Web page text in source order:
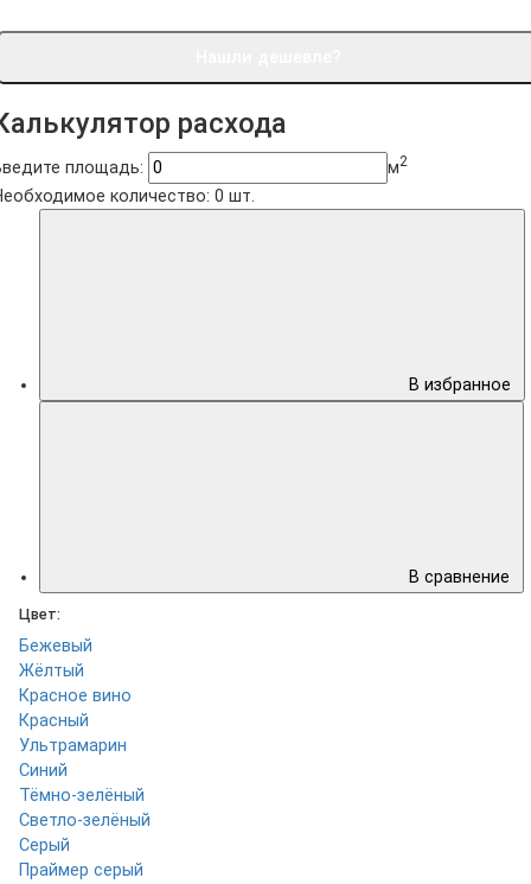
расхода
площадь: м2
количество: 0 шт.
В избранное
В сравнение
Цвет:
Бежевый
Жёлтый
Красное вино
Красный
Ультрамарин
Синий
Тёмно-зелёный
Светло-зелёный
Серый
Праймер серый